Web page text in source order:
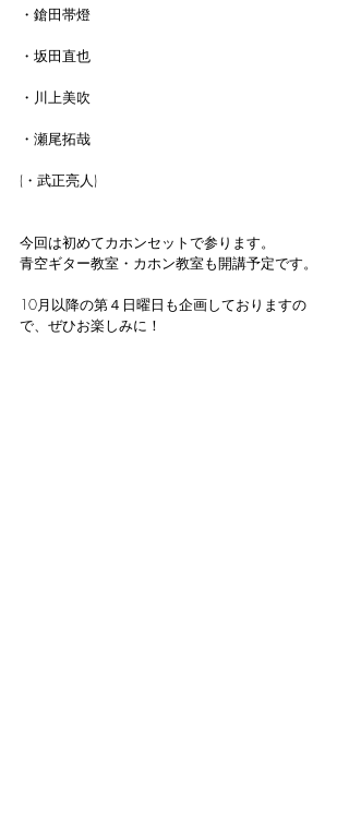
・鎗田帯燈
・坂田直也
・川上美吹
・瀬尾拓哉
(・武正亮人)
今回は初めてカホンセットで参ります。
青空ギター教室・カホン教室も開講予定です。
10月以降の第４日曜日も企画しておりますの
で、ぜひお楽しみに！